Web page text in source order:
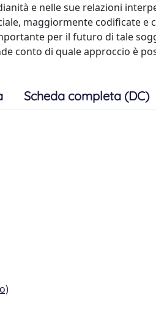
e nelle sue relazioni
maggiormente codificate e
per il futuro di tale
conto di quale approccio è
Scheda completa (DC)